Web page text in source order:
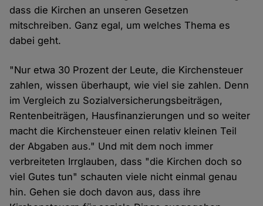
dass die Kirchen an unseren Gesetzen
mitschreiben. Ganz egal, um welches Thema es
dabei geht.
"Nur etwa 30 Prozent der Leute, die Kirchensteuer
zahlen, wissen überhaupt, wie viel sie zahlen. Denn
im Vergleich zu Sozialversicherungsbeiträgen,
Rentenbeiträgen, Hausfinanzierungen und so weiter
macht die Kirchensteuer einen relativ kleinen Teil
der Abgaben aus." Und mit dem noch immer
verbreiteten Irrglauben, dass "die Kirchen doch so
viel Gutes tun" schauten viele nicht einmal genau
hin. Gehen sie doch davon aus, dass ihre